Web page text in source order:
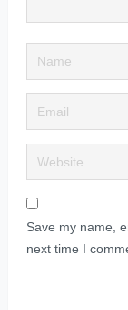
Save my name,
next time I